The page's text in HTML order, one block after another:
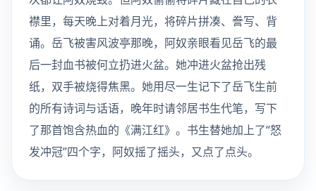
襟里，每天晚上对着月光，将碎片拼凑、誊写、背
诵。岳飞被害风波亭那晚，阿奴亲眼看见岳飞的最
后一封血书被何立扔进火盆。她冲进火盆抢出残
纸，双手被烧得焦黑。她用尽一生记下了岳飞生前
的所有诗词与话语，晚年时请邻居书生代笔，写下
了那首饱含热血的《满江红》。书生替她加上了“怒
发冲冠”四个字，阿奴摇了摇头，又点了点头。